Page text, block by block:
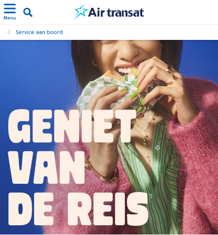
Menu
Service aan boord